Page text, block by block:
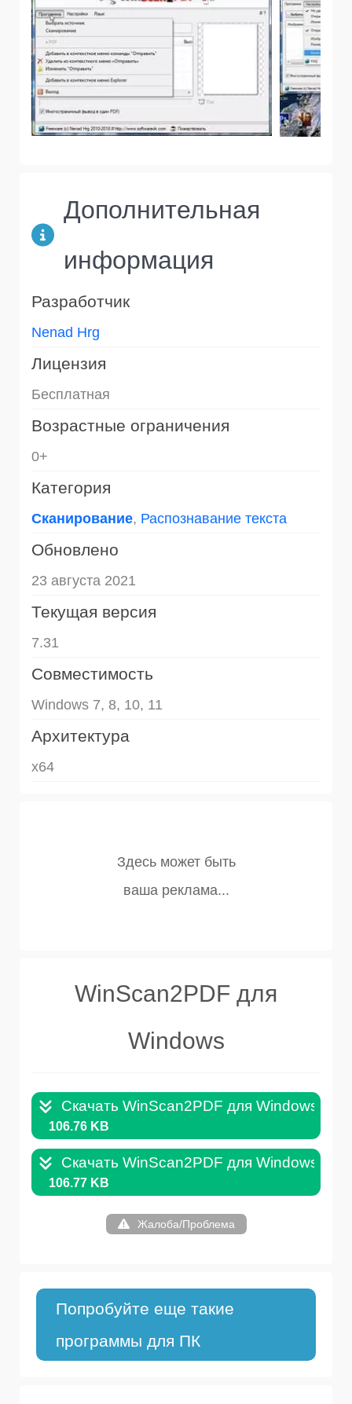
Дополнительная
информация
Разработчик
Nenad Hrg
Лицензия
Бесплатная
Возрастные ограничения
0+
Категория
Сканирование, Распознавание текста
Обновлено
23 августа 2021
Текущая версия
7.31
Совместимость
Windows 7, 8, 10, 11
Архитектура
x64
WinScan2PDF для
Windows
Скачать WinScan2PDF для Windows .ZIP
106.76 KB
Скачать WinScan2PDF для Windows
106.77 KB
Жалоба/Проблема
Попробуйте еще такие
программы для ПК